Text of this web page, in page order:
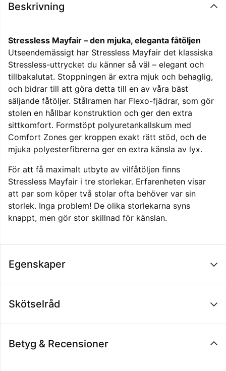
Beskrivning
Stressless Mayfair – den mjuka, eleganta fåtöljen
Utseendemässigt har Stressless Mayfair det klassiska
Stressless-uttrycket du känner så väl – elegant och
tillbakalutat. Stoppningen är extra mjuk och behaglig,
och bidrar till att göra detta till en av våra bäst
säljande fåtöljer. Stålramen har Flexo-fjädrar, som gör
stolen en hållbar konstruktion och ger den extra
sittkomfort. Formstöpt polyuretankallskum med
Comfort Zones ger kroppen exakt rätt stöd, och de
mjuka polyesterfibrerna ger en extra känsla av lyx.
För att få maximalt utbyte av vilfåtöljen finns
Stressless Mayfair i tre storlekar. Erfarenheten visar
att par som köper två stolar ofta behöver var sin
storlek. Inga problem! De olika storlekarna syns
knappt, men gör stor skillnad för känslan.
Egenskaper
Skötselråd
Betyg & Recensioner